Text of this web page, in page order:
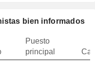
bien informados
Puesto
principal